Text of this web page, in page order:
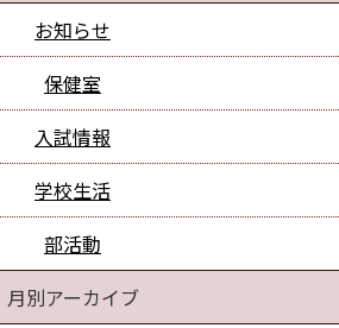
お知らせ
保健室
入試情報
学校生活
部活動
月別アーカイブ